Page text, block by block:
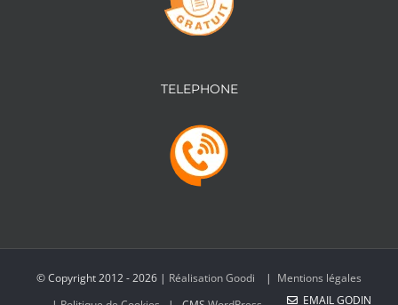
TELEPHONE
© Copyright 2012 -2026 | Réalisation Goodi | Mentions légales
EMAIL GODIN